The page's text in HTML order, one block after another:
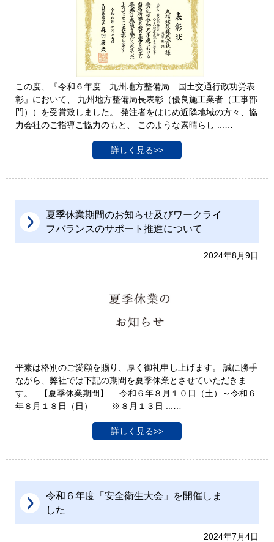
この度、『令和６年度 九州地方整備局 国土交通行政功労表
彰』において、 九州地方整備局長表彰（優良施工業者（工事部
門））を受賞致しました。 発注者をはじめ近隣地域の方々、協
力会社のご指導ご協力のもと、 このような素晴らし ...…
詳しく見る>>
夏季休業期間のお知らせ及びワークライ
フバランスのサポート推進について
2024年8月9日
平素は格別のご愛顧を賜り、厚く御礼申し上げます。 誠に勝手
ながら、弊社では下記の期間を夏季休業とさせていただきま
す。 【夏季休業期間】 令和６年８月１０日（土）～令和６
年８月１８日（日） ※８月１３日 ...…
詳しく見る>>
令和６年度「安全衛生大会」を開催しま
した
2024年7月4日